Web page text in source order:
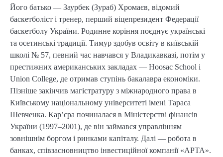
Його батько — Заурбек (Зураб) Хромаєв, відомий
баскетболіст і тренер, перший віцепрезидент Федерації
баскетболу України. Родинне коріння поєднує українські
та осетинські традиції. Тимур здобув освіту в київській
школі № 57, певний час навчався у Владикавказі, потім у
престижних американських закладах — Hoosac School і
Union College, де отримав ступінь бакалавра економіки.
Пізніше закінчив магістратуру з міжнародного права в
Київському національному університеті імені Тараса
Шевченка. Кар’єра починалася в Міністерстві фінансів
України (1997–2001), де він займався управлінням
зовнішнім боргом і ринками капіталу. Далі — робота в
банках, співзасновництво інвестиційної компанії «АРТА».